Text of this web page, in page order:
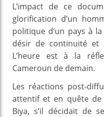
L’impact de ce
glorification d’un
politique d’un pays à
désir de continuité et
L’heure est à la
Cameroun de demain.
Les réactions post-
attentif et en quête de
Biya, s’il décidait de